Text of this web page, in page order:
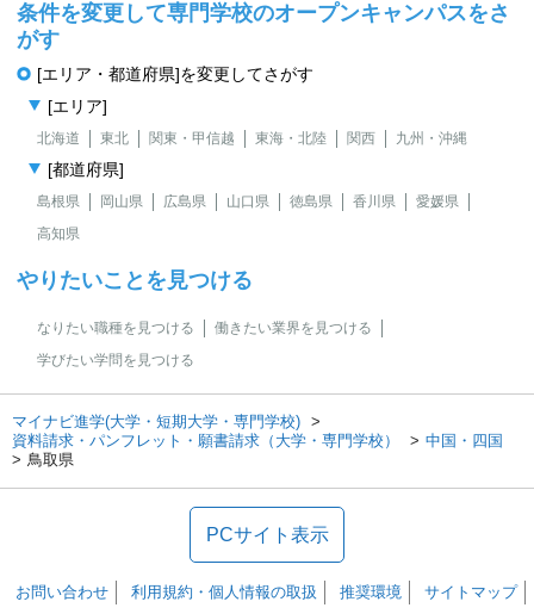
条件を変更して専門学校のオープンキャンパスをさ
がす
[エリア・都道府県]を変更してさがす
[エリア]
北海道 東北 関東・甲信越 東海・北陸 関西 九州・沖縄
[都道府県]
島根県 岡山県 広島県 山口県 徳島県 香川県
愛媛県
高知県
やりたいことを見つける
なりたい職種を見つける
働きたい業界を見つける
学びたい学問を見つける
マイナビ進学(大学・短期大学・専門学校)
資料請求・パンフレット・願書請求（大学・専門学校）
中国・四国
鳥取県
PCサイト表示
お問い合わせ 利用規約・個人情報の取扱 推奨環境 サイトマップ